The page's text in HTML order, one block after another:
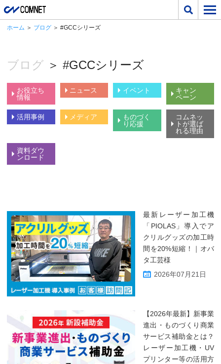
ホーム ＞ ブログ ＞ #GCCシリーズ
ブログ ＞ #GCCシリーズ
お役立ち
情報
ニュース イベント
キャン
ペーン
活用事例 メディア
ものづく
り応援
コムネッ
トが選ば
れる理由
資料ダウ
ンロード
最新レーザー加工機
「PIOLAS」導入でア
クリルグッズの加工時
間を20%短縮！｜オバ
タ工芸様
2026年07月21日
【2026年最新】新事業
進出・ものづくり商業
サービス補助金とは？
レーザー加工機・UV
プリンター等の活用方